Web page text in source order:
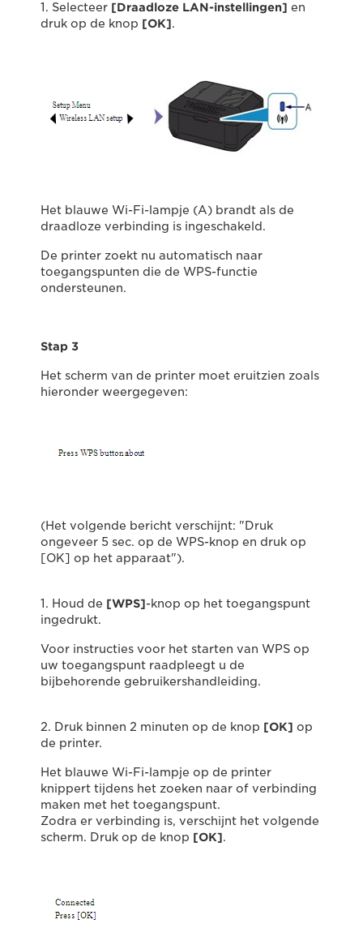
1. Selecteer [Draadloze LAN-instellingen] en
druk op de knop [OK].
Het blauwe Wi-Fi-lampje (A) brandt als de
draadloze verbinding is ingeschakeld.
De printer zoekt nu automatisch naar
toegangspunten die de WPS-functie
ondersteunen.
Stap 3
Het scherm van de printer moet eruitzien zoals
hieronder weergegeven:
(Het volgende bericht verschijnt: "Druk
ongeveer 5 sec. op de WPS-knop en druk op
[OK] op het apparaat").
1. Houd de [WPS]-knop op het toegangspunt
ingedrukt.
Voor instructies voor het starten van WPS op
uw toegangspunt raadpleegt u de
bijbehorende gebruikershandleiding.
2. Druk binnen 2 minuten op de knop [OK] op
de printer.
Het blauwe Wi-Fi-lampje op de printer
knippert tijdens het zoeken naar of verbinding
maken met het toegangspunt.
Zodra er verbinding is, verschijnt het volgende
scherm. Druk op de knop [OK].